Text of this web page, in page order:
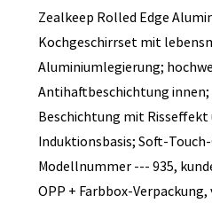
Zealkeep Rolled Edge
Kochgeschirrset mit
Aluminiumlegierung;
Antihaftbeschichtung
Beschichtung mit Risseffekt
Induktionsbasis; Soft-
Modellnummer --- 935,
OPP + Farbbox-